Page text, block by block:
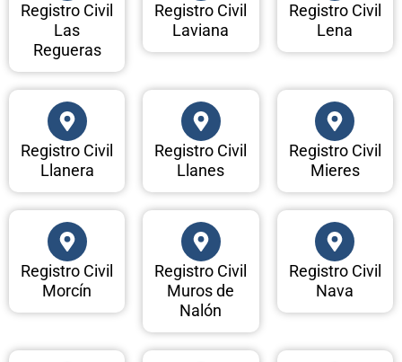
Registro Civil
Las
Regueras
Registro Civil
Laviana
Registro Civil
Lena
Registro Civil
Llanera
Registro Civil
Llanes
Registro Civil
Mieres
Registro Civil
Morcín
Registro Civil
Muros de
Nalón
Registro Civil
Nava